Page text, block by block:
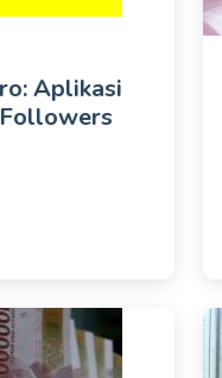
Aplikasi